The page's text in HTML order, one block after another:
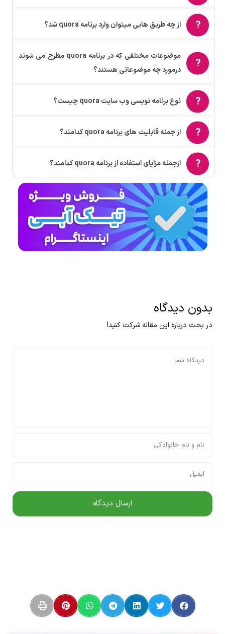
از چه طریق هایی میتوان وارد برنامه quora شد؟
موضوعات مختلفی که در برنامه quora مطرح می‌ شوند
درمورد چه موضوعاتی هستند؟
نوع برنامه‌ نویسی وب‌ سایت quora چیست؟
از جمله قابلیت‌ های برنامه quora کدامند؟
ازجمله مزایای استفاده از برنامه quora کدامند؟
بدون دیدگاه
در بحث درباره این مقاله شرکت کنید!